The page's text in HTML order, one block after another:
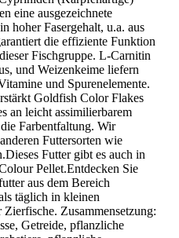
eine ausgezeichnete
hoher Fasergehalt, u.a. aus
die effiziente Funktion
Fischgruppe. L-Carnitin
und Weizenkeime liefern
und Spurenelemente.
Goldfish Color Flakes
an leicht assimilierbarem
Farbentfaltung. Wir
Futtersorten wie
Futter gibt es auch in
Pellet.Entdecken Sie
aus dem Bereich
täglich in kleinen
Zusammensetzung:
Getreide, pflanzliche